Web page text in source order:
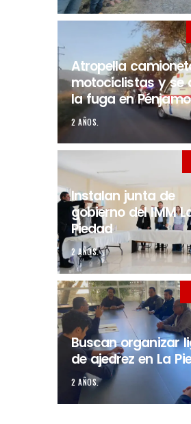
Atropella
motociclistas y se
la fuga en Pénjamo
2 AÑOS.
Instalan junta de
gobierno del IMM
Piedad
2 AÑOS.
Buscan organizar
de ajedrez en La
2 AÑOS.